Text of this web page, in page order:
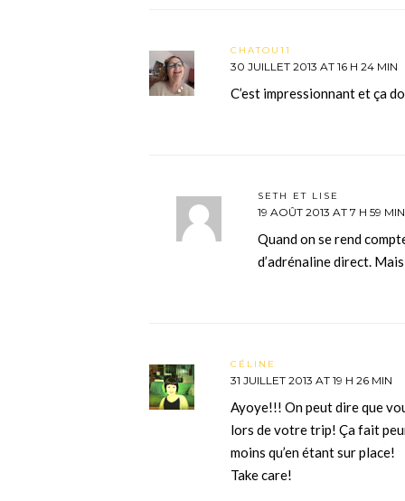
CHATOU11
30 JUILLET 2013 AT 16 H 24 MIN
C’est impressionnant et ça
SETH ET LISE
19 AOÛT 2013 AT 7 H 59 MIN
Quand on se rend
d’adrénaline direct.
CÉLINE
31 JUILLET 2013 AT 19 H 26 MIN
Ayoye!!! On peut dire que
lors de votre trip! Ça fait
moins qu’en étant sur place!
Take care!